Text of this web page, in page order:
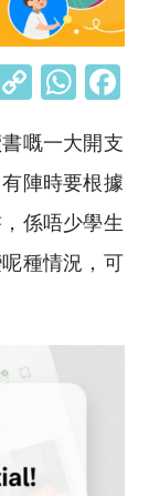
C
p
y
Li
n
W
at
s
A
p
嘅一大開支
陣時要根據
係唔少學生
種情況，可